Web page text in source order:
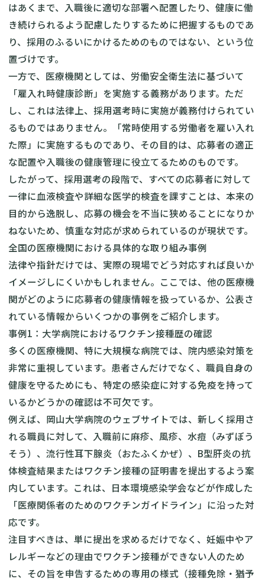
はあくまで、入職後に適切な部署へ配置したり、健康に働
き続けられるよう配慮したりするために把握するものであ
り、採用のふるいにかけるためのものではない、という位
置づけです。
一方で、医療機関としては、労働安全衛生法に基づいて
「雇入れ時健康診断」を実施する義務があります。ただ
し、これは法律上、採用選考時に実施が義務付けられてい
るものではありません。「常時使用する労働者を雇い入れ
た際」に実施するものであり、その目的は、応募者の適正
な配置や入職後の健康管理に役立てるためのものです。
したがって、採用選考の段階で、すべての応募者に対して
一律に血液検査や詳細な医学的検査を課すことは、本来の
目的から逸脱し、応募の機会を不当に狭めることになりか
ねないため、慎重な対応が求められているのが現状です。
全国の医療機関における具体的な取り組み事例
法律や指針だけでは、実際の現場でどう対応すれば良いか
イメージしにくいかもしれません。ここでは、他の医療機
関がどのように応募者の健康情報を扱っているか、公表さ
れている情報からいくつかの事例をご紹介します。
事例1：大学病院におけるワクチン接種歴の確認
多くの医療機関、特に大規模な病院では、院内感染対策を
非常に重視しています。患者さんだけでなく、職員自身の
健康を守るためにも、特定の感染症に対する免疫を持って
いるかどうかの確認は不可欠です。
例えば、岡山大学病院のウェブサイトでは、新しく採用さ
れる職員に対して、入職前に麻疹、風疹、水痘（みずぼう
そう）、流行性耳下腺炎（おたふくかぜ）、B型肝炎の抗
体検査結果またはワクチン接種の証明書を提出するよう案
内しています。これは、日本環境感染学会などが作成した
「医療関係者のためのワクチンガイドライン」に沿った対
応です。
注目すべきは、単に提出を求めるだけでなく、妊娠中やア
レルギーなどの理由でワクチン接種ができない人のため
に、その旨を申告するための専用の様式（接種免除・猶予